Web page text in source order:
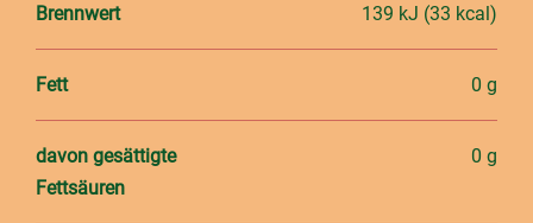
Brennwert 139 kJ (33 kcal)
Fett 0 g
davon gesättigte
Fettsäuren
0 g